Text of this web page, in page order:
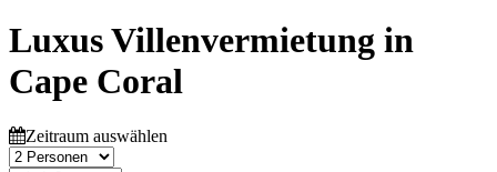
Luxus Villenvermietung in
Cape Coral
Zeitraum auswählen